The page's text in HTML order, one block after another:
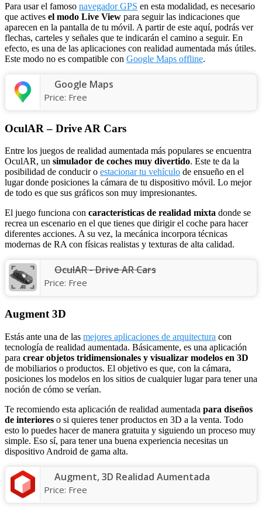
Para usar el famoso navegador GPS en esta modalidad, es necesario
que actives el modo Live View para seguir las indicaciones que
aparecen en la pantalla de tu móvil. A partir de este aquí, podrás ver
flechas, carteles y señales que te indicarán el camino a seguir. En
efecto, es una de las aplicaciones con realidad aumentada más útiles.
Este modo no es compatible con Google Maps offline.
Google Maps
Price: Free
OculAR – Drive AR Cars
Entre los juegos de realidad aumentada más populares se encuentra
OculAR, un simulador de coches muy divertido. Este te da la
posibilidad de conducir o estacionar tu vehículo de ensueño en el
lugar donde posiciones la cámara de tu dispositivo móvil. Lo mejor
de todo es que sus gráficos son muy impresionantes.
El juego funciona con características de realidad mixta donde se
recrea un escenario en el que tienes que dirigir el coche para hacer
diferentes acciones. A su vez, la mecánica incorpora técnicas
modernas de RA con físicas realistas y texturas de alta calidad.
OculAR - Drive AR Cars
Price: Free
Augment 3D
Estás ante una de las mejores aplicaciones de arquitectura con
tecnología de realidad aumentada. Básicamente, es una aplicación
para crear objetos tridimensionales y visualizar modelos en 3D
de mobiliarios o productos. El objetivo es que, con la cámara,
posiciones los modelos en los sitios de cualquier lugar para tener una
noción de cómo se verían.
Te recomiendo esta aplicación de realidad aumentada para diseños
de interiores o si quieres tener productos en 3D a la venta. Todo
esto lo puedes hacer de manera gratuita y siguiendo un proceso muy
simple. Eso sí, para tener una buena experiencia necesitas un
dispositivo Android de gama alta.
Augment, 3D Realidad Aumentada
Price: Free